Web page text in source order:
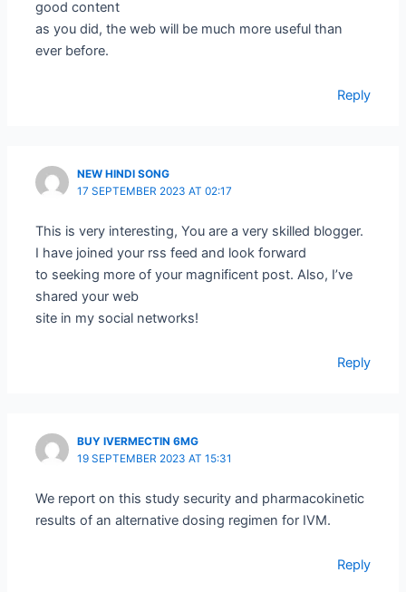
good content
as you did, the web will be much more useful than
ever before.
Reply
NEW HINDI SONG
17 SEPTEMBER 2023 AT 02:17
This is very interesting, You are a very skilled blogger.
I have joined your rss feed and look forward
to seeking more of your magnificent post. Also, I’ve
shared your web
site in my social networks!
Reply
BUY IVERMECTIN 6MG
19 SEPTEMBER 2023 AT 15:31
We report on this study security and pharmacokinetic
results of an alternative dosing regimen for IVM.
Reply